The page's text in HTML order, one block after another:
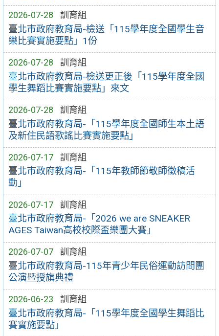
2026-07-28 訓育組
臺北市政府教育局-檢送「115學年度全國學生音
樂比賽實施要點」1份
2026-07-28 訓育組
臺北市政府教育局-檢送更正後「115學年度全國
學生舞蹈比賽實施要點」來文
2026-07-28 訓育組
臺北市政府教育局-「115學年度全國師生本土語
及新住民語歌謠比賽實施要點」
2026-07-17 訓育組
臺北市政府教育局-「115年教師節敬師徵稿活
動」
2026-07-17 訓育組
臺北市政府教育局-「2026 we are SNEAKER
AGES Taiwan高校校際盃樂團大賽」
2026-07-07 訓育組
臺北市政府教育局-115年青少年民俗運動訪問團
公演暨授旗典禮
2026-06-23 訓育組
臺北市政府教育局-「115學年度全國學生舞蹈比
賽實施要點」